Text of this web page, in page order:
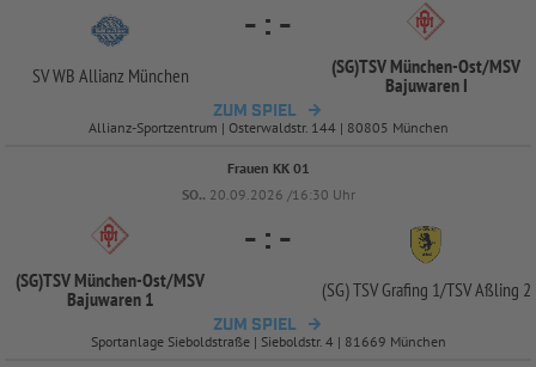
SV WB Allianz München
- : -
(SG)TSV München-Ost/MSV
Bajuwaren I
ZUM SPIEL
Allianz-Sportzentrum | Osterwaldstr. 144 | 80805 München
Frauen KK 01
SO.. 20.09.2026 /16:30 Uhr
(SG)TSV München-Ost/MSV
Bajuwaren 1
- : -
(SG) TSV Grafing 1/TSV Aßling 2
ZUM SPIEL
Sportanlage Sieboldstraße | Sieboldstr. 4 | 81669 München